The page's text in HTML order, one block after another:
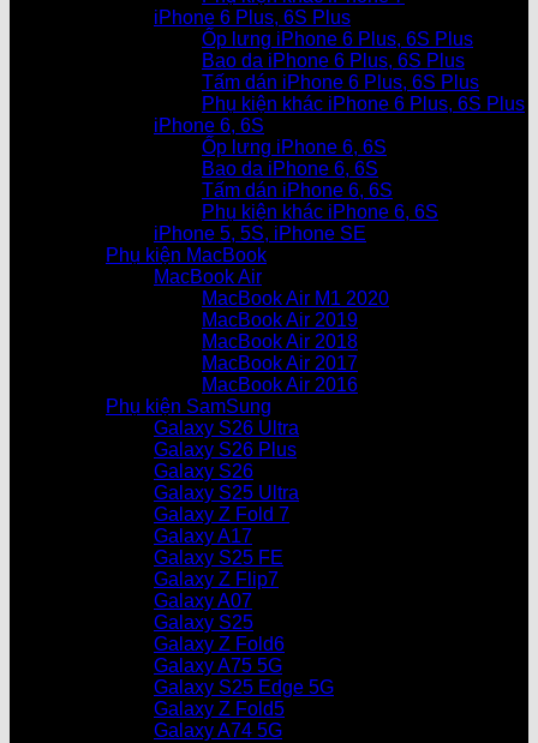
iPhone 6 Plus, 6S Plus
Ốp lưng iPhone 6 Plus, 6S Plus
Bao da iPhone 6 Plus, 6S Plus
Tấm dán iPhone 6 Plus, 6S Plus
Phụ kiện khác iPhone 6 Plus, 6S Plus
iPhone 6, 6S
Ốp lưng iPhone 6, 6S
Bao da iPhone 6, 6S
Tấm dán iPhone 6, 6S
Phụ kiện khác iPhone 6, 6S
iPhone 5, 5S, iPhone SE
Phụ kiện MacBook
MacBook Air
MacBook Air M1 2020
MacBook Air 2019
MacBook Air 2018
MacBook Air 2017
MacBook Air 2016
Phụ kiện SamSung
Galaxy S26 Ultra
Galaxy S26 Plus
Galaxy S26
Galaxy S25 Ultra
Galaxy Z Fold 7
Galaxy A17
Galaxy S25 FE
Galaxy Z Flip7
Galaxy A07
Galaxy S25
Galaxy Z Fold6
Galaxy A75 5G
Galaxy S25 Edge 5G
Galaxy Z Fold5
Galaxy A74 5G